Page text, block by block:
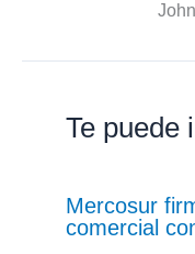
Te puede
Mercosur
comercial